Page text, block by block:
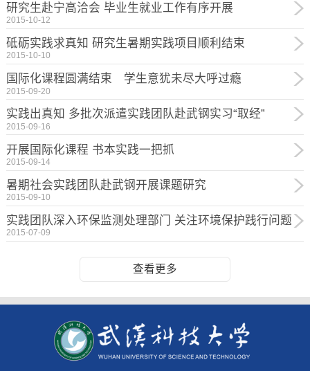
研究生赴宁高洽会 毕业生就业工作有序开展
2015-10-12
砥砺实践求真知 研究生暑期实践项目顺利结束
2015-10-10
国际化课程圆满结束 学生意犹未尽大呼过瘾
2015-09-20
实践出真知 多批次派遣实践团队赴武钢实习“取经”
2015-09-16
开展国际化课程 书本实践一把抓
2015-09-14
暑期社会实践团队赴武钢开展课题研究
2015-09-10
实践团队深入环保监测处理部门 关注环境保护践行问题
2015-07-09
查看更多